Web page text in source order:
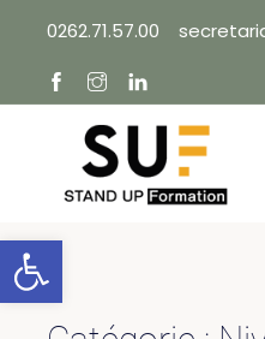
content
0262.71.57.00
Ouvrir la barre d’outils